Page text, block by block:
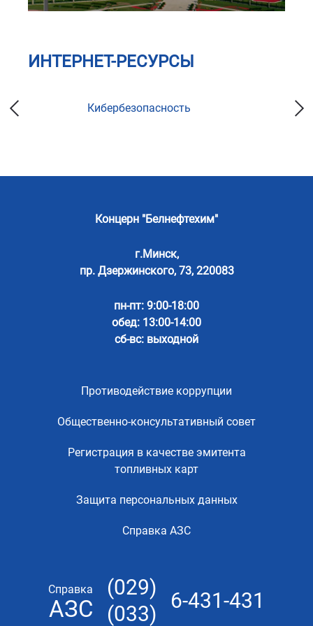
ИНТЕРНЕТ-РЕСУРСЫ
Кибербезопасность
Концерн "Белнефтехим"
г.Минск,
пр. Дзержинского, 73, 220083
пн-пт: 9:00-18:00
обед: 13:00-14:00
сб-вс: выходной
Противодействие коррупции
Общественно-консультативный совет
Регистрация в качестве эмитента
топливных карт
Защита персональных данных
Справка АЗС
Справка
АЗС
(029)
(033)
6-431-431